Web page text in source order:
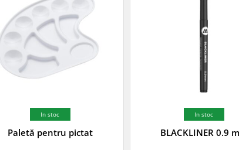
In stoc
Paletă pentru pictat
In stoc
BLACKLINER 0.9